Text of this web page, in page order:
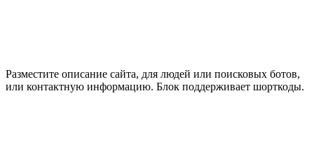
Разместите описание сайта, для людей или поисковых ботов,
или контактную информацию. Блок поддерживает шорткоды.